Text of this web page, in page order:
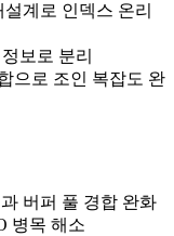
계로 인덱스 온리
보로 분리
으로 조인 복잡도 완
버퍼 풀 경합 완화
병목 해소